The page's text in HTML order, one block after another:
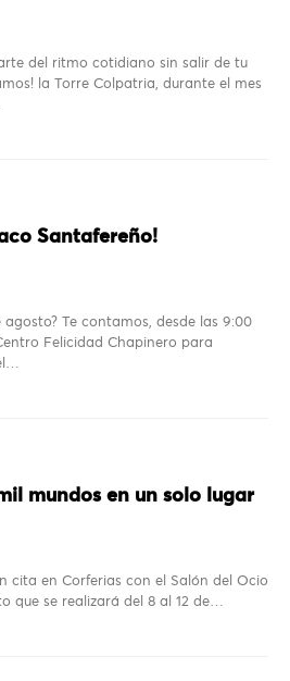
del ritmo cotidiano sin salir de tu
la Torre Colpatria, durante el mes
Santafereño!
Te contamos, desde las 9:00
Felicidad Chapinero para
mundos en un solo lugar
cita en Corferias con el Salón del Ocio
que se realizará del 8 al 12 de…